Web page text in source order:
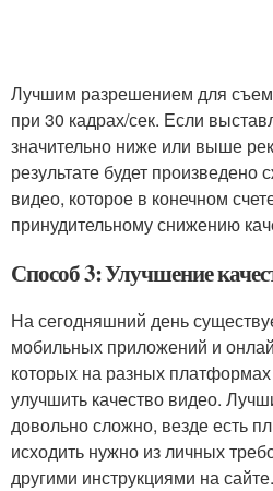
Лучшим разрешением для
при 30 кадрах/сек. Если
значительно ниже или выше
результате будет произведено
видео, которое в конечном
принудительному снижению
Способ 3: Улучшение
На сегодняшний день
мобильных приложений и
которых на разных
улучшить качество видео.
довольно сложно, везде есть
исходить нужно из личных
другими инструкциями на сайте.